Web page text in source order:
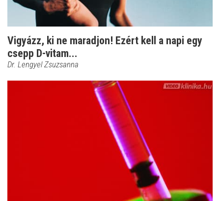
Vigyázz, ki ne maradjon! Ezért kell a napi egy
csepp D-vitam...
Dr. Lengyel Zsuzsanna